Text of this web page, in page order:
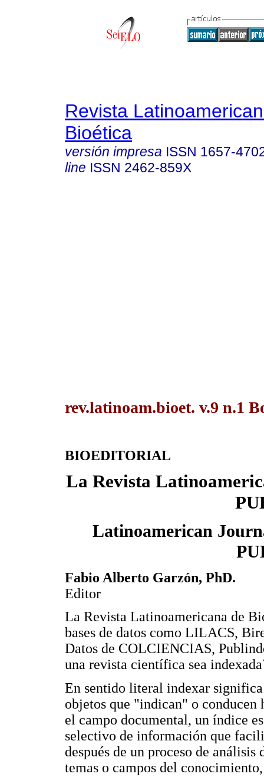
Revista
Bioética
versión impresa ISSN 1657-
line ISSN 2462-859X
rev.latinoam.bioet. v.9 n.1
BIOEDITORIAL
La Revista
Latinoamerican
Fabio Alberto Garzón, PhD.
Editor
La Revista Latinoamericana de
bases de datos como LILACS,
Datos de COLCIENCIAS,
una revista científica sea
En sentido literal indexar
objetos que "indican" o conducen
el campo documental, un índice
selectivo de información que
después de un proceso de
temas o campos del